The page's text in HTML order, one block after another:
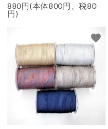
880円(本体800円、税80
円)
favorite